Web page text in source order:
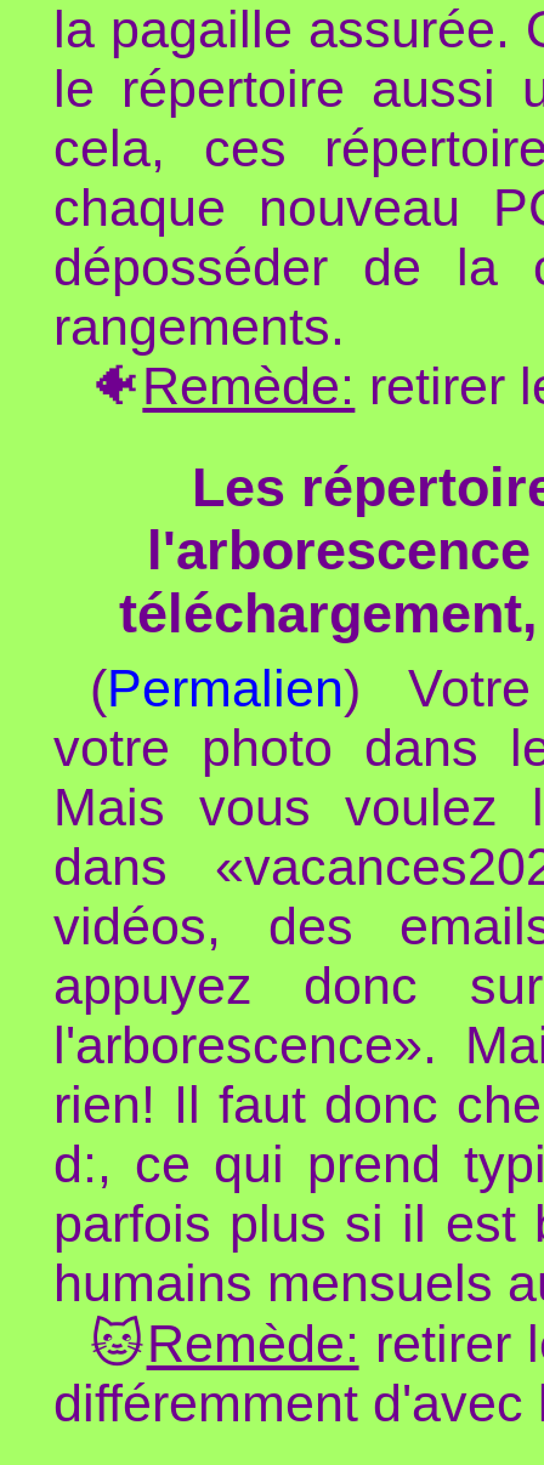
la pagaille assurée.
le répertoire aussi
cela, ces
chaque nouveau
déposséder de la
rangements.
🐠Remède: retirer
Les
(Permalien) Votre
votre photo dans
Mais vous voulez
dans
vidéos, des
appuyez donc
l'arborescence».
rien! Il faut donc
d:, ce qui prend
parfois plus si il est
humains mensuels
🐱Remède: retirer
différemment d'avec